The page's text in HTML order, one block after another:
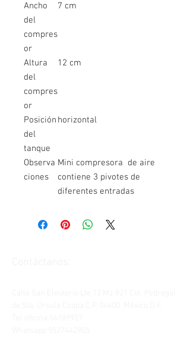
Ancho
del
compres
or
7 cm
Altura
del
compres
or
12 cm
Posición
del
tanque
horizontal
Observa
ciones
Mini compresora de aire
contiene 3 pivotes de
diferentes entradas